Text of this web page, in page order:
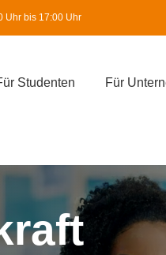
Uhr bis 17:00 Uhr
Studenten Für